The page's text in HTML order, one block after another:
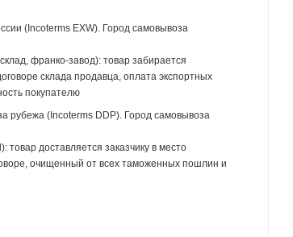
(Incoterms EXW). Город самовывоза
франко-завод): товар забирается
склада продавца, оплата экспортных
покупателю
рубежа (Incoterms DDP). Город самовывоза
товар доставляется заказчику в место
очищенный от всех таможенных пошлин и